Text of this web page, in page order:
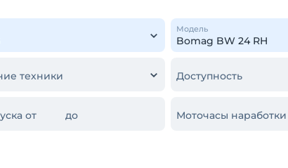
Модель
техники Доступность
от до Моточасы наработки